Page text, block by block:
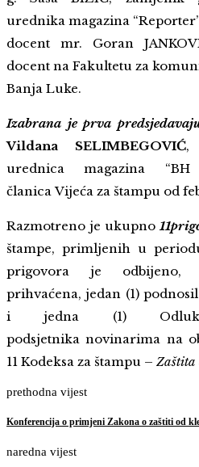
urednika magazina
docent mr. Goran
docent na Fakultetu za
Banja Luke.
Izabrana je prva
Vildana SELIMBEGOVIĆ,
urednica magazina
članica Vijeća za štampu od
Razmotreno je ukupno
štampe, primljenih u
prigovora je odbijeno,
prihvaćena, jedan (1)
i jedna (1)
podsjetnika novinarima na
11 Kodeksa za štampu – Zaštita
prethodna vijest
Konferencija o primjeni Zakona o zaštiti od
naredna vijest